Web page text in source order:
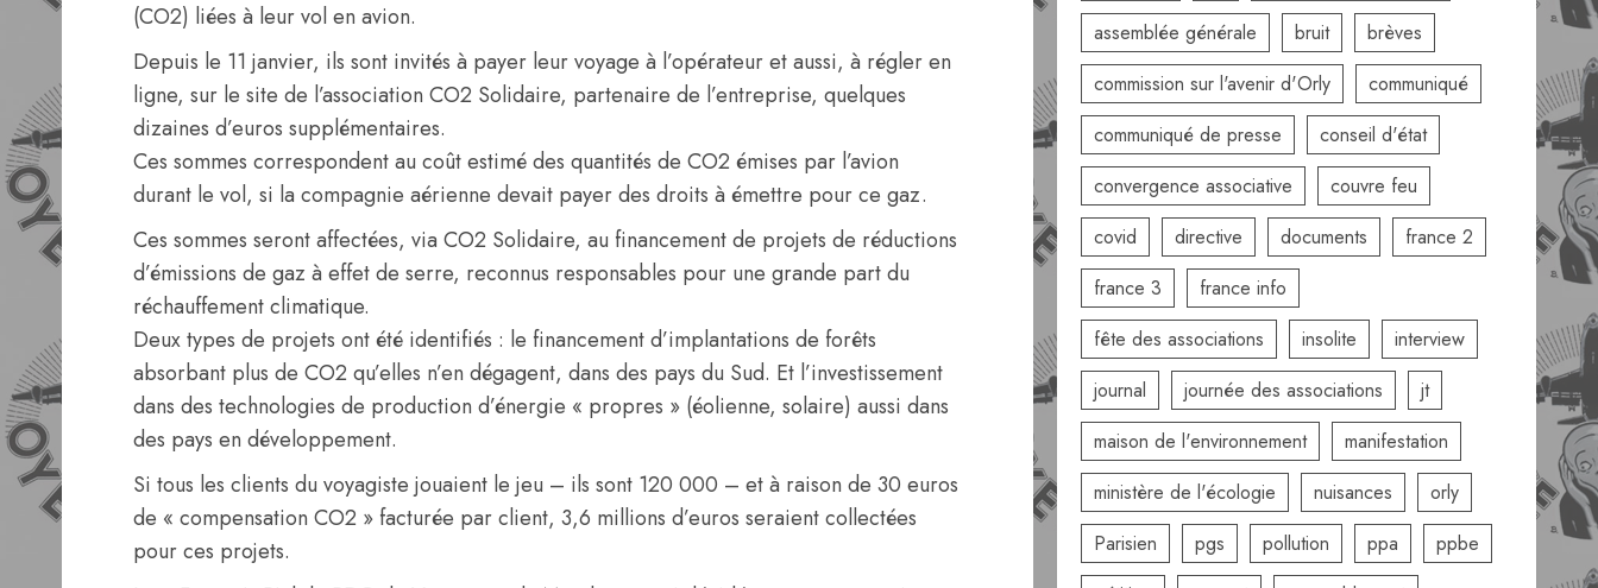
(CO2) liées à leur vol en avion.
Depuis le 11 janvier, ils sont invités à payer leur voyage à l’opérateur et aussi, à régler en
ligne, sur le site de l’association CO2 Solidaire, partenaire de l’entreprise, quelques
dizaines d’euros supplémentaires.
Ces sommes correspondent au coût estimé des quantités de CO2 émises par l’avion
durant le vol, si la compagnie aérienne devait payer des droits à émettre pour ce gaz.
Ces sommes seront affectées, via CO2 Solidaire, au financement de projets de réductions
d’émissions de gaz à effet de serre, reconnus responsables pour une grande part du
réchauffement climatique.
Deux types de projets ont été identifiés : le financement d’implantations de forêts
absorbant plus de CO2 qu’elles n’en dégagent, dans des pays du Sud. Et l’investissement
dans des technologies de production d’énergie « propres » (éolienne, solaire) aussi dans
des pays en développement.
Si tous les clients du voyagiste jouaient le jeu – ils sont 120 000 – et à raison de 30 euros
de « compensation CO2 » facturée par client, 3,6 millions d’euros seraient collectées
pour ces projets.
assemblée générale
bruit
brèves
commission sur l'avenir d'Orly
communiqué
communiqué de presse
conseil d'état
convergence associative
couvre feu
covid
directive documents
france 2
france 3
france info
fête des associations
insolite
interview
journal
journée des associations
jt
maison de l'environnement
manifestation
ministère de l'écologie
nuisances
orly
Parisien
pgs pollution ppa
ppbe